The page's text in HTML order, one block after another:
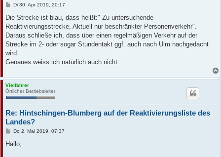
B
i
r
a
Di 30. Apr 2019, 20:17
Die Strecke ist blau, dass heißt:" Zu untersuchende
Reaktivierungsstrecke, Aktuell nur beschränkter Personenverkehr".
Daraus schließe ich, dass über einen regelmäßigen Verkehr auf der
Strecke im 2- oder sogar Stundentakt ggf. auch nach Ulm nachgedacht
wird.
Genaues weiss ich natürlich auch nicht.
Vielfahrer
Örtlicher Betriebsleiter
Re: Hintschingen-Blumberg auf der Reaktivierungsliste des
Landes?
B
i
Do 2. Mai 2019, 07:37
Hallo,